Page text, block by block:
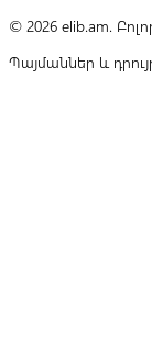
© 2026 elib.am.
Պայմաններ և